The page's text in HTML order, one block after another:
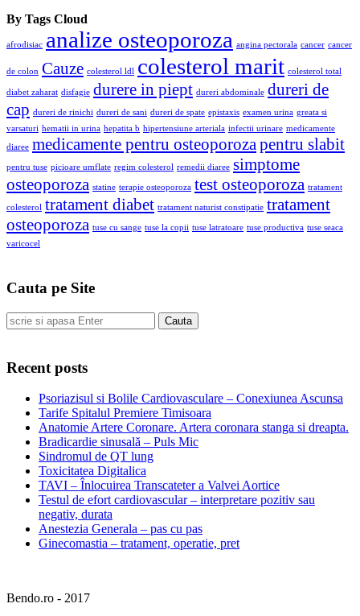
By Tags Cloud
afrodisiac analize osteoporoza angina pectorala cancer cancer
de colon Cauze colesterol ldl colesterol marit colesterol total
diabet zaharat disfagie durere in piept dureri abdominale dureri de
cap dureri de rinichi dureri de sani dureri de spate epistaxis examen urina greata si
varsaturi hematii in urina hepatita b hipertensiune arteriala infectii urinare medicamente
diaree medicamente pentru osteoporozapentru slabit
pentru tuse picioare umflate regim colesterol remedii diaree simptome
osteoporoza statine terapie osteoporoza test osteoporoza tratament
colesterol tratament diabet tratament naturist constipatie tratament
osteoporoza tuse cu sange tuse la copii tuse latratoare tuse productiva tuse seaca
varicocel
Cauta pe Site
Cauta
Recent posts
Psoriazisul si Bolile Cardiovasculare – Conexiunea Ascunsa
Tarife Spitalul Premiere Timisoara
Anatomie Artere Coronare. Artera coronara stanga si dreapta.
Bradicardie sinusală – Puls Mic
Sindromul de QT lung
Toxicitatea Digitalica
TAVI – Înlocuirea Transcateter a Valvei Aortice
Testul de efort cardiovascular – interpretare pozitiv sau
negativ, durata
Anestezia Generala – pas cu pas
Ginecomastia – tratament, operatie, pret
Bendo.ro - 2017